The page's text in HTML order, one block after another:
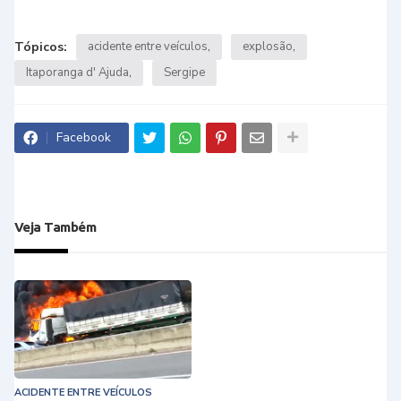
Tópicos: acidente entre veículos
explosão
Itaporanga d' Ajuda
Sergipe
Facebook
Veja Também
ACIDENTE ENTRE VEÍCULOS